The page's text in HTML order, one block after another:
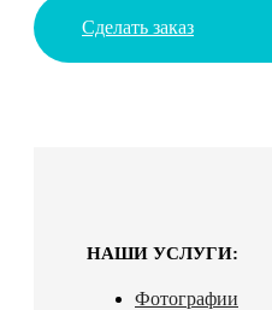
Сделать заказ
НАШИ УСЛУГИ:
Фотографии